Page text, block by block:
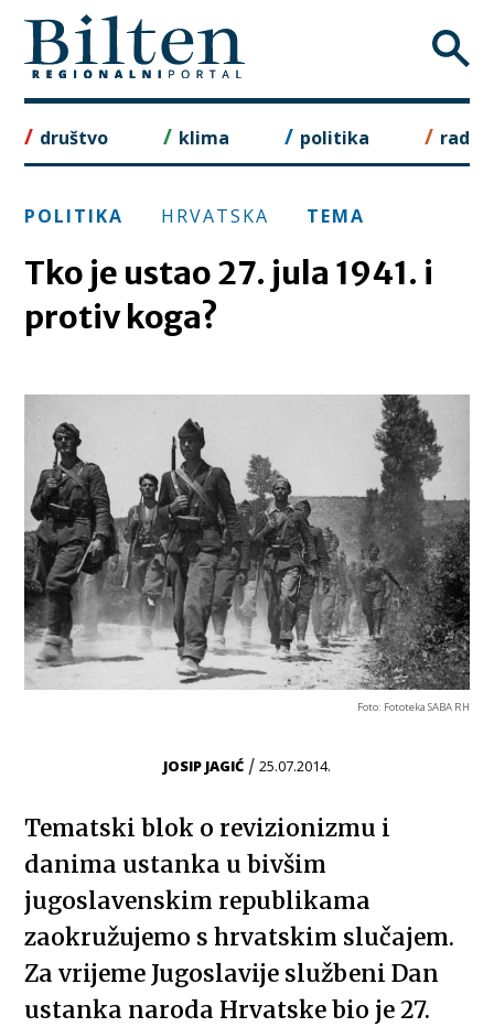
to
content
društvo klima politika rad
POLITIKA HRVATSKA TEMA
Tko je ustao 27. jula 1941. i
protiv koga?
Foto: Fototeka SABA RH
JOSIP JAGIĆ / 25.07.2014.
Tematski blok o revizionizmu i
danima ustanka u bivšim
jugoslavenskim republikama
zaokružujemo s hrvatskim slučajem.
Za vrijeme Jugoslavije službeni Dan
ustanka naroda Hrvatske bio je 27.